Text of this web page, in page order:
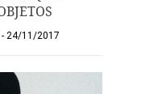
24/11/2017